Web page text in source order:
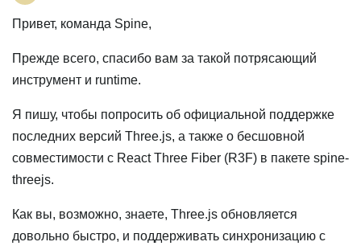
Привет, команда Spine,
Прежде всего, спасибо вам за такой потрясающий
инструмент и runtime.
Я пишу, чтобы попросить об официальной поддержке
последних версий Three.js, а также о бесшовной
совместимости с React Three Fiber (R3F) в пакете spine-
threejs.
Как вы, возможно, знаете, Three.js обновляется
довольно быстро, и поддерживать синхронизацию с